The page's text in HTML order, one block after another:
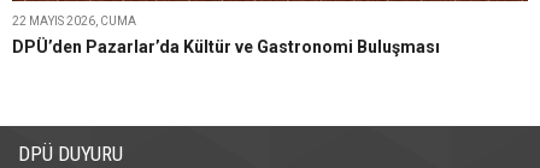
22 MAYIS 2026, CUMA
DPÜ’den Pazarlar’da Kültür ve Gastronomi Buluşması
DPÜ DUYURU